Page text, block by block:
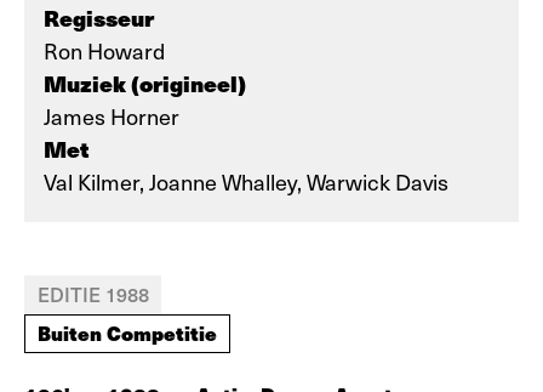
Regisseur
Ron Howard
Muziek (origineel)
James Horner
Met
Val Kilmer, Joanne Whalley, Warwick Davis
EDITIE 1988
Buiten Competitie